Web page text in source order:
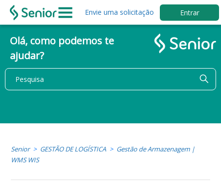
Envie uma solicitação Entrar
Olá, como podemos te
ajudar?
Senior GESTÃO DE LOGÍSTICA
Gestão de Armazenagem |
WMS WIS